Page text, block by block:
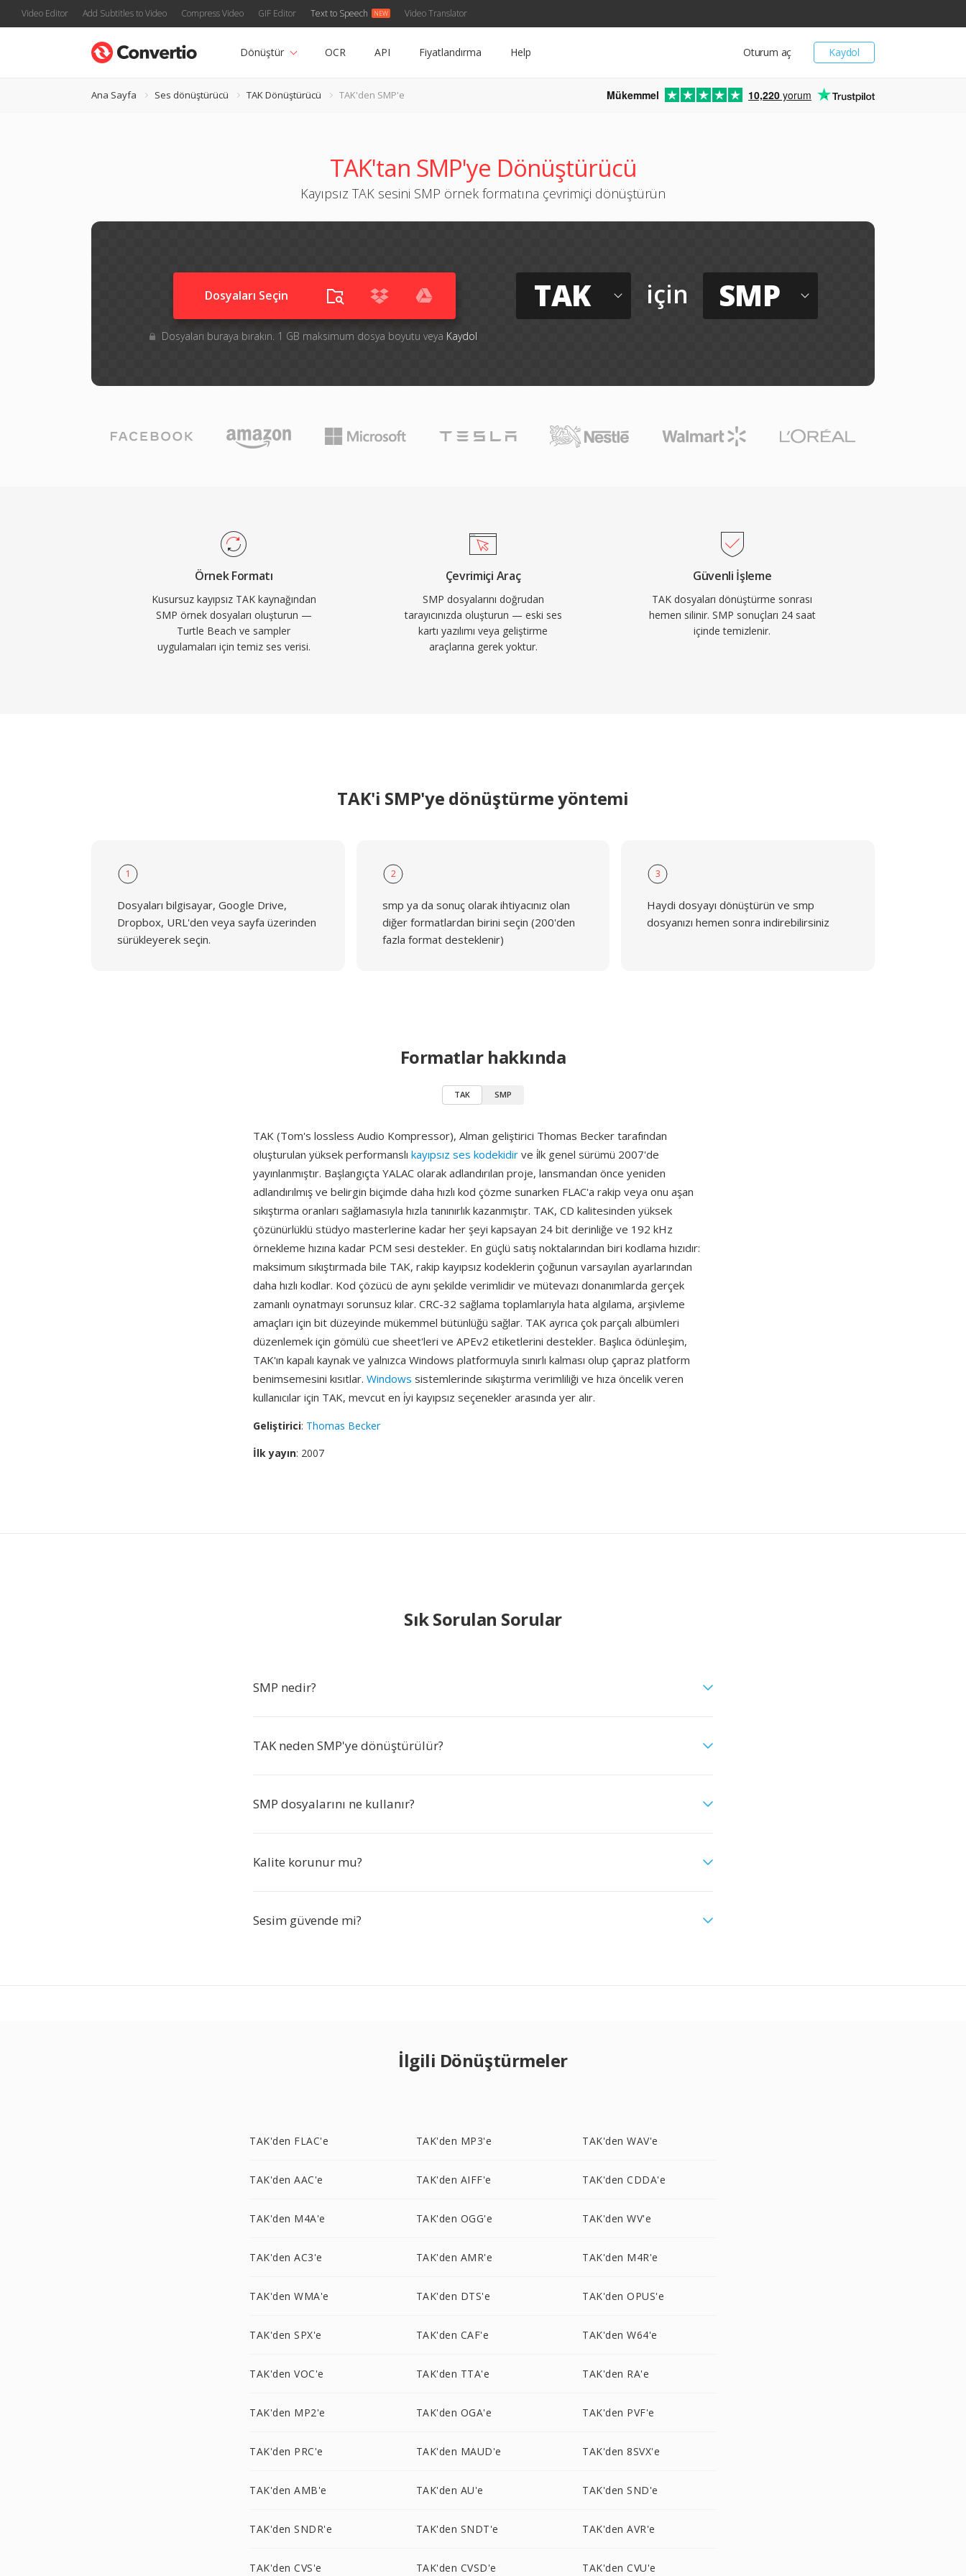
Video Editor Add Subtitles to Video Compress Video GIF Editor Text to Speech Video Translator
Kaydol
Oturum aç
Dönüştür OCR API Fiyatlandırma Help
Ana Sayfa Ses dönüştürücü TAK Dönüştürücü TAK'den SMP'e Mükemmel 10,220 yorum
TAK'tan SMP'ye Dönüştürücü
Kayıpsız TAK sesini SMP örnek formatına çevrimiçi dönüştürün
Dosyaları Seçin
Dosyaları buraya bırakın. 1 GB maksimum dosya boyutu veya Kaydol
TAK için SMP
Örnek Formatı
Kusursuz kayıpsız TAK kaynağından
SMP örnek dosyaları oluşturun —
Turtle Beach ve sampler
uygulamaları için temiz ses verisi.
Çevrimiçi Araç
SMP dosyalarını doğrudan
tarayıcınızda oluşturun — eski ses
kartı yazılımı veya geliştirme
araçlarına gerek yoktur.
Güvenli İşleme
TAK dosyaları dönüştürme sonrası
hemen silinir. SMP sonuçları 24 saat
içinde temizlenir.
TAK'i SMP'ye dönüştürme yöntemi
1
Dosyaları bilgisayar, Google Drive,
Dropbox, URL'den veya sayfa üzerinden
sürükleyerek seçin.
2
smp ya da sonuç olarak ihtiyacınız olan
diğer formatlardan birini seçin (200'den
fazla format desteklenir)
3
Haydi dosyayı dönüştürün ve smp
dosyanızı hemen sonra indirebilirsiniz
Formatlar hakkında
TAK SMP
TAK (Tom's lossless Audio Kompressor), Alman geliştirici Thomas Becker tarafından
oluşturulan yüksek performanslı kayıpsız ses kodekidir ve i̇lk genel sürümü 2007'de
yayınlanmıştır. Başlangıçta YALAC olarak adlandırılan proje, lansmandan önce yeniden
adlandırılmış ve belirgin biçimde daha hızlı kod çözme sunarken FLAC'a rakip veya onu aşan
sıkıştırma oranları sağlamasıyla hızla tanınırlık kazanmıştır. TAK, CD kalitesinden yüksek
çözünürlüklü stüdyo masterlerine kadar her şeyi kapsayan 24 bit derinliğe ve 192 kHz
örnekleme hızına kadar PCM sesi destekler. En güçlü satış noktalarından biri kodlama hızıdır:
maksimum sıkıştırmada bile TAK, rakip kayıpsız kodeklerin çoğunun varsayılan ayarlarından
daha hızlı kodlar. Kod çözücü de aynı şekilde verimlidir ve mütevazı donanımlarda gerçek
zamanlı oynatmayı sorunsuz kılar. CRC-32 sağlama toplamlarıyla hata algılama, arşivleme
amaçları için bit düzeyinde mükemmel bütünlüğü sağlar. TAK ayrıca çok parçalı albümleri
düzenlemek için gömülü cue sheet'leri ve APEv2 etiketlerini destekler. Başlıca ödünleşim,
TAK'ın kapalı kaynak ve yalnızca Windows platformuyla sınırlı kalması olup çapraz platform
benimsemesini kısıtlar. Windows sistemlerinde sıkıştırma verimliliği ve hıza öncelik veren
kullanıcılar için TAK, mevcut en i̇yi kayıpsız seçenekler arasında yer alır.
Geliştirici: Thomas Becker
İlk yayın: 2007
Sık Sorulan Sorular
SMP nedir?
TAK neden SMP'ye dönüştürülür?
SMP dosyalarını ne kullanır?
Kalite korunur mu?
Sesim güvende mi?
İlgili Dönüştürmeler
TAK'den FLAC'e TAK'den MP3'e TAK'den WAV'e
TAK'den AAC'e TAK'den AIFF'e TAK'den CDDA'e
TAK'den M4A'e TAK'den OGG'e TAK'den WV'e
TAK'den AC3'e TAK'den AMR'e TAK'den M4R'e
TAK'den WMA'e TAK'den DTS'e TAK'den OPUS'e
TAK'den SPX'e TAK'den CAF'e TAK'den W64'e
TAK'den VOC'e TAK'den TTA'e TAK'den RA'e
TAK'den MP2'e TAK'den OGA'e TAK'den PVF'e
TAK'den PRC'e TAK'den MAUD'e TAK'den 8SVX'e
TAK'den AMB'e TAK'den AU'e TAK'den SND'e
TAK'den SNDR'e TAK'den SNDT'e TAK'den AVR'e
TAK'den CVS'e TAK'den CVSD'e TAK'den CVU'e